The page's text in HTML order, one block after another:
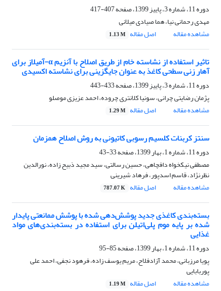
دوره 11، شماره 3، پاییز 1399، صفحه
407-417
مهدی رحمانی نیا، هما صیادی میلانی
مشاهده مقاله
اصل مقاله 1.13 M
تاثیر استفاده از نشاسته خام از طریق اصلاح با آنزیم α-آمیلاز برای
آهار زنی سطحی کاغذ به عنوان جایگزینی برای نشاسته اکسیدی
دوره 11، شماره 3، پاییز 1399، صفحه
433-443
پژمان رضایتی چرانی، سونیا کلانتری چروده، احمد عزیزی موصلو
مشاهده مقاله
اصل مقاله 1.29 M
سنتز کربنات کلسیم رسوبی کاتیونی به روش اصلاح همزمان
دوره 11، شماره 1، بهار 1399، صفحه
33-43
مصطفی نیکخواه دافچاهی، حسین رسالتی، سید مجید ذبیح زاده، نورالدین
نظرنژاد، قاسم اسدپور، فرهاد شیرینی
مشاهده مقاله
اصل مقاله 787.07 K
بسته‌بندی کاغذی جدید پوشش‌دهی شده با پوشش ممانعتی پایدار
شده بر پایه موم پلی‌اتیلن برای استفاده در بسته‌بندی‌های مواد
غذایی
دوره 11، شماره 1، بهار 1399، صفحه
85-95
پویا مرزبانی، محمد آزادفلاح، مریم یوسف زاده، فرهود نجفی، احمد علی
پوربابایی
مشاهده مقاله
اصل مقاله 1.19 M